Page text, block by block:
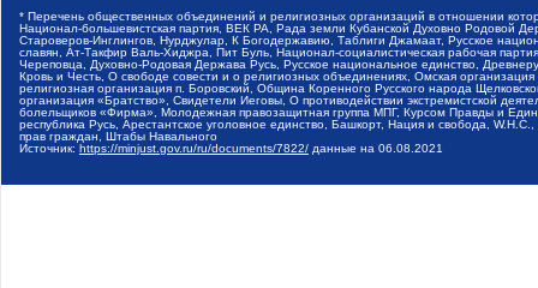
* Перечень общественных объединений и религиозных организаций в отношении
Национал-большевистская партия, ВЕК РА, Рада земли Кубанской Духовно Родовой
Староверов-Инглингов, Нурджулар, К Богодержавию, Таблиги Джамаат, Русское
славян, Ат-Такфир Валь-Хиджра, Пит Буль, Национал-социалистическая рабочая
Череповца, Духовно-Родовая Держава Русь, Русское национальное единство,
Кровь и Честь, О свободе совести и о религиозных объединениях, Омская
религиозная организация п. Боровский, Община Коренного Русского народа
организация «Братство», Свидетели Иеговы, О противодействии экстремистской
болельщиков «Фирма», Молодежная правозащитная группа МПГ, Курсом Правды и
республика Русь, Арестантское уголовное единство, Башкорт, Нация и свобода,
прав граждан, Штабы Навального
Источник: https://minjust.gov.ru/ru/documents/7822/ данные на 06.08.2021